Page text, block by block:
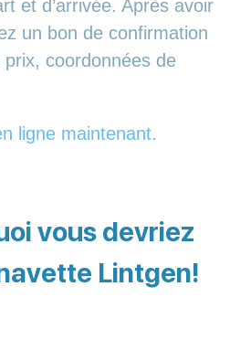
et d’arrivée. Après avoir
un bon de confirmation
coordonnées de
ligne maintenant.
vous devriez
Lintgen!